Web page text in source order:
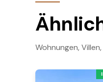
Wohnungen,